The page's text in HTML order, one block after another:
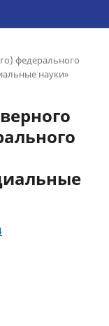
федерального
науки»